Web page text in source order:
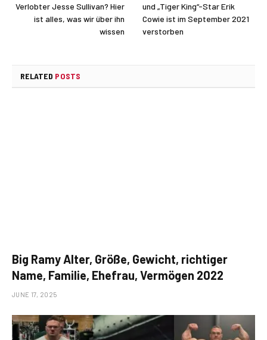
Verlobter Jesse Sullivan? Hier
ist alles, was wir über ihn
wissen
und „Tiger King“-Star Erik
Cowie ist im September 2021
verstorben
RELATED POSTS
Big Ramy Alter, Größe, Gewicht, richtiger
Name, Familie, Ehefrau, Vermögen 2022
JUNE 17, 2025